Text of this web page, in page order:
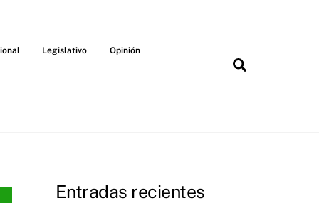
Legislativo Opinión
Entradas recientes